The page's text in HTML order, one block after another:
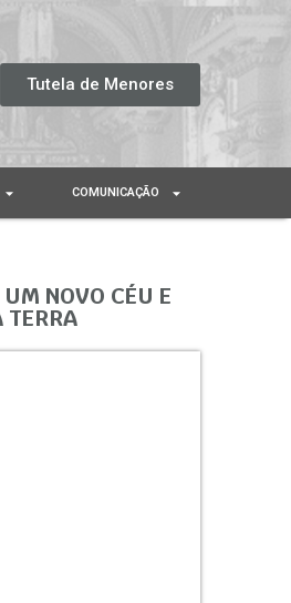
Tutela de Menores
COMUNICAÇÃO
NOVO CÉU E
TERRA